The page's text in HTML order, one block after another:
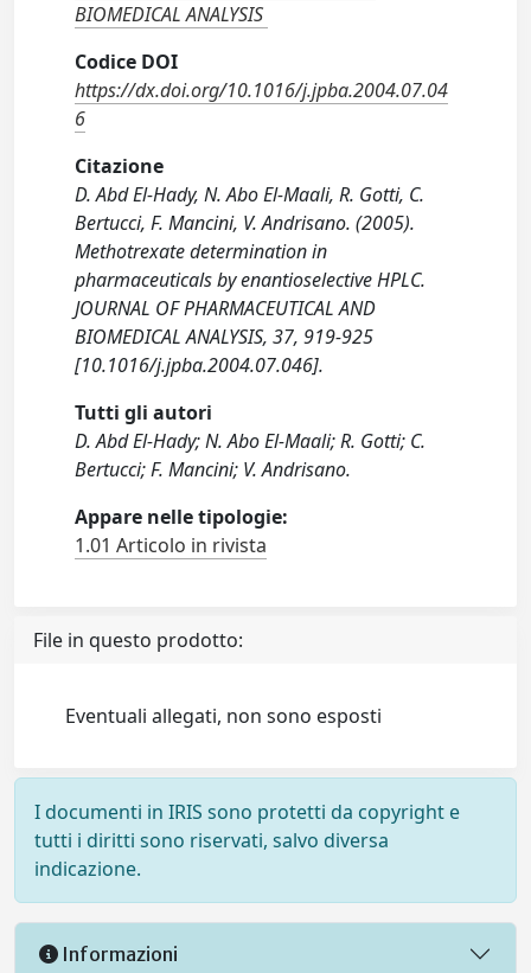
BIOMEDICAL ANALYSIS
Codice DOI
https://dx.doi.org/10.1016/j.jpba.2004.07.04
6
Citazione
D. Abd El-Hady, N. Abo El-Maali, R. Gotti, C.
Bertucci, F. Mancini, V. Andrisano. (2005).
Methotrexate determination in
pharmaceuticals by enantioselective HPLC.
JOURNAL OF PHARMACEUTICAL AND
BIOMEDICAL ANALYSIS, 37, 919-925
[10.1016/j.jpba.2004.07.046].
Tutti gli autori
D. Abd El-Hady; N. Abo El-Maali; R. Gotti; C.
Bertucci; F. Mancini; V. Andrisano.
Appare nelle tipologie:
1.01 Articolo in rivista
File in questo prodotto:
Eventuali allegati, non sono esposti
I documenti in IRIS sono protetti da copyright e
tutti i diritti sono riservati, salvo diversa
indicazione.
Informazioni